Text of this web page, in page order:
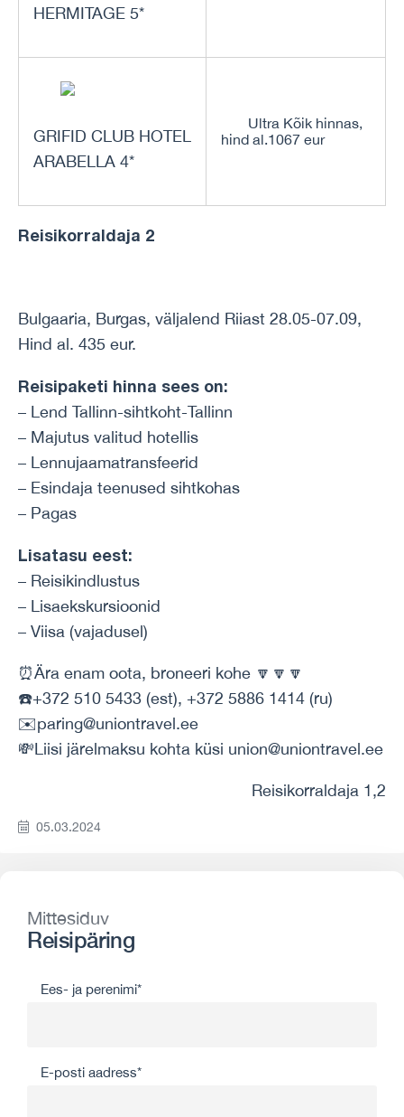
HERMITAGE 5*
GRIFID CLUB HOTEL
ARABELLA 4*
Ultra Kõik hinnas,
hind al.1067 eur
Reisikorraldaja 2
Bulgaaria, Burgas, väljalend Riiast 28.05-07.09,
Hind al. 435 eur.
Reisipaketi hinna sees on:
– Lend Tallinn-sihtkoht-Tallinn
– Majutus valitud hotellis
– Lennujaamatransfeerid
– Esindaja teenused sihtkohas
– Pagas
Lisatasu eest:
– Reisikindlustus
– Lisaekskursioonid
– Viisa (vajadusel)
⏰Ära enam oota, broneeri kohe 🔽🔽🔽
☎️+372 510 5433 (est), +372 5886 1414 (ru)
✉️paring@uniontravel.ee
💸Liisi järelmaksu kohta küsi union@uniontravel.ee
Reisikorraldaja 1,2
05.03.2024
Mittesiduv
Reisipäring
Ees- ja perenimi*
E-posti aadress*